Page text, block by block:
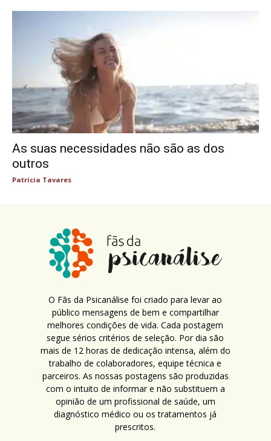
As suas necessidades não são as dos
outros
Patricia Tavares
O Fãs da Psicanálise foi criado para levar ao
público mensagens de bem e compartilhar
melhores condições de vida. Cada postagem
segue sérios critérios de seleção. Por dia são
mais de 12 horas de dedicação intensa, além do
trabalho de colaboradores, equipe técnica e
parceiros. As nossas postagens são produzidas
com o intuito de informar e não substituem a
opinião de um profissional de saúde, um
diagnóstico médico ou os tratamentos já
prescritos.